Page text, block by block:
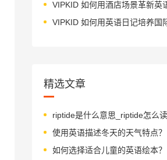
精选文章
使用英语描述冬天的天气特点？
如何选择适合儿童的英语绘本？